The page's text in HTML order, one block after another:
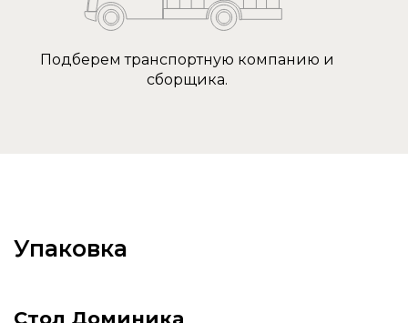
Подберем транспортную компанию и
сборщика.
Упаковка
Стол Доминика